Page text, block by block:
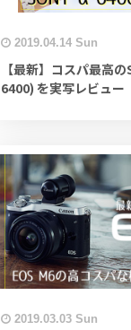
2019.04.14 Sun
【最新】コスパ最高
6400) を実写レビュー
2019.03.03 Sun